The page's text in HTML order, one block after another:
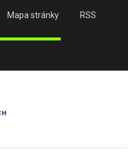
Mapa stránky RSS